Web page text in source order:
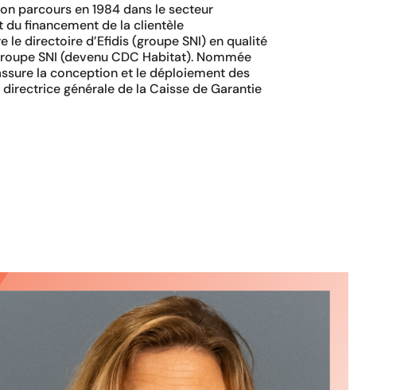
parcours en 1984 dans le secteur
du financement de la clientèle
directoire d’Efidis (groupe SNI) en qualité
SNI (devenu CDC Habitat). Nommée
la conception et le déploiement des
générale de la Caisse de Garantie